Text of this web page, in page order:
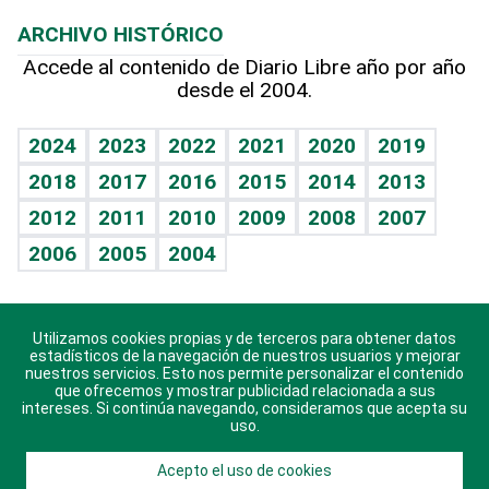
Hablando con el pediatra
Vida y familia
Eñe
Celebrando la vida
Sin complejos
En pocas palabras
Escuchando al corazón
Economía Personal
Línea de hit
TBT Deportivo
Hecho en casa
Guía del dinero
Cumpleaños
Horóscopos
Crucigramas
ARCHIVO HISTÓRICO
Accede al contenido de Diario Libre año por año
desde el 2004.
2024 2023 2022 2021 2020
2019
2018
2017 2016 2015 2014
2013
2012
2011 2010 2009 2008
2007
2006
2005 2004
Descarga nuestras aplicaciones para Android, iOS y
sistema Huawei.
Utilizamos cookies propias y de terceros para obtener datos
estadísticos de la navegación de nuestros usuarios y mejorar
nuestros servicios. Esto nos permite personalizar el contenido
que ofrecemos y mostrar publicidad relacionada a sus
intereses. Si continúa navegando, consideramos que acepta su
uso.
Acepto el uso de cookies